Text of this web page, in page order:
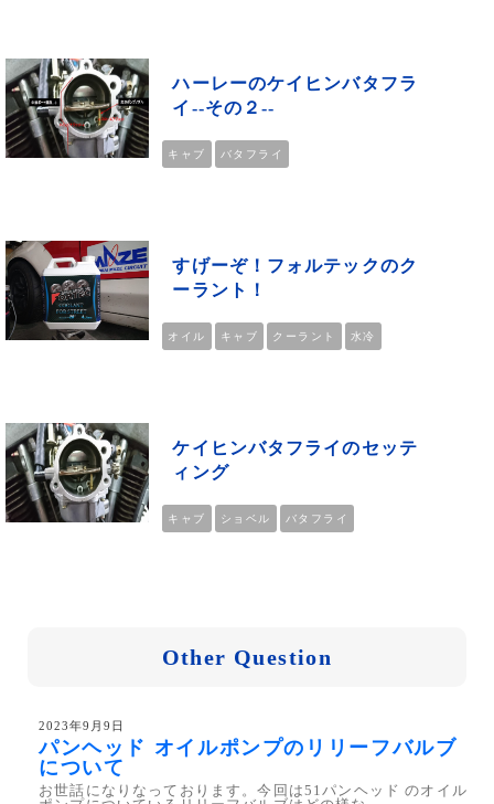
ハーレーのケイヒンバタフラ
イ--その２--
キャブ バタフライ
すげーぞ！フォルテックのク
ーラント！
オイル キャブ クーラント 水冷
ケイヒンバタフライのセッテ
ィング
キャブ ショベル バタフライ
Other Question
2023年9月9日
パンヘッド オイルポンプのリリーフバルブ
について
お世話になりなっております。今回は51パンヘッド のオイル